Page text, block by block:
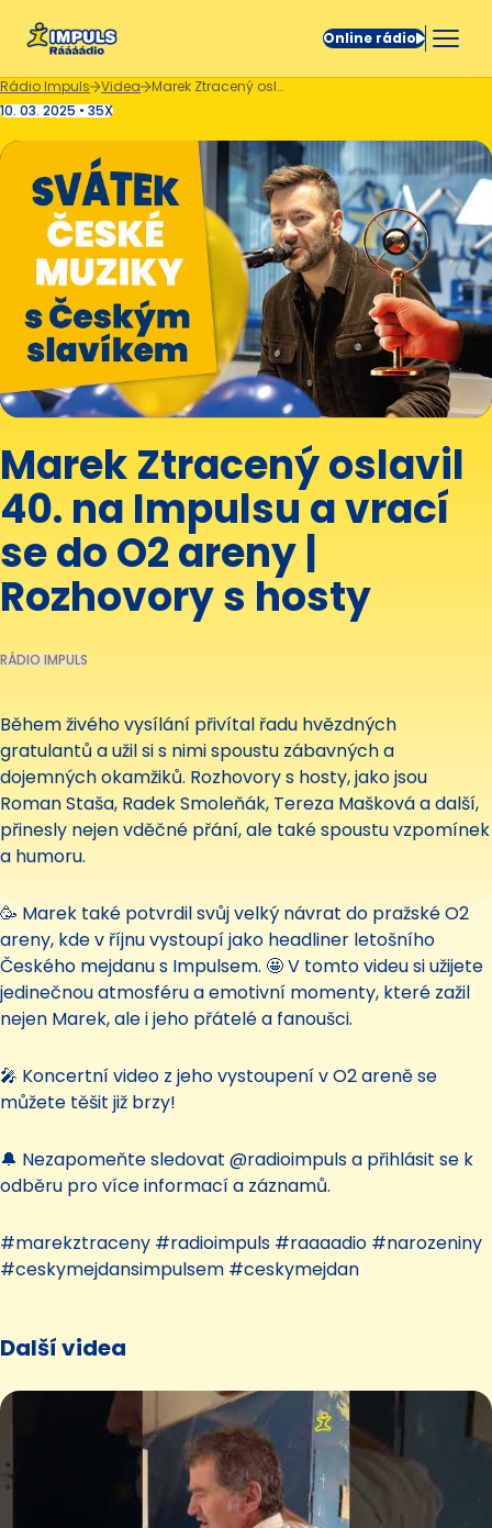
Online rádio
Rádio Impuls Videa
Marek Ztracený oslavil 40. na Impulsu a vrací se do O2 areny | Rozhovory s hosty
10. 03. 2025 • 35X
Marek Ztracený oslavil
40. na Impulsu a vrací
se do O2 areny |
Rozhovory s hosty
RÁDIO IMPULS
Během živého vysílání přivítal řadu hvězdných
gratulantů a užil si s nimi spoustu zábavných a
dojemných okamžiků. Rozhovory s hosty, jako jsou
Roman Staša, Radek Smoleňák, Tereza Mašková a další,
přinesly nejen vděčné přání, ale také spoustu vzpomínek
a humoru.
🥳 Marek také potvrdil svůj velký návrat do pražské O2
areny, kde v říjnu vystoupí jako headliner letošního
Českého mejdanu s Impulsem. 🤩 V tomto videu si užijete
jedinečnou atmosféru a emotivní momenty, které zažil
nejen Marek, ale i jeho přátelé a fanoušci.
🎤 Koncertní video z jeho vystoupení v O2 areně se
můžete těšit již brzy!
🔔 Nezapomeňte sledovat @radioimpuls a přihlásit se k
odběru pro více informací a záznamů.
#marekztraceny #radioimpuls #raaaadio #narozeniny
#ceskymejdansimpulsem #ceskymejdan
Další videa